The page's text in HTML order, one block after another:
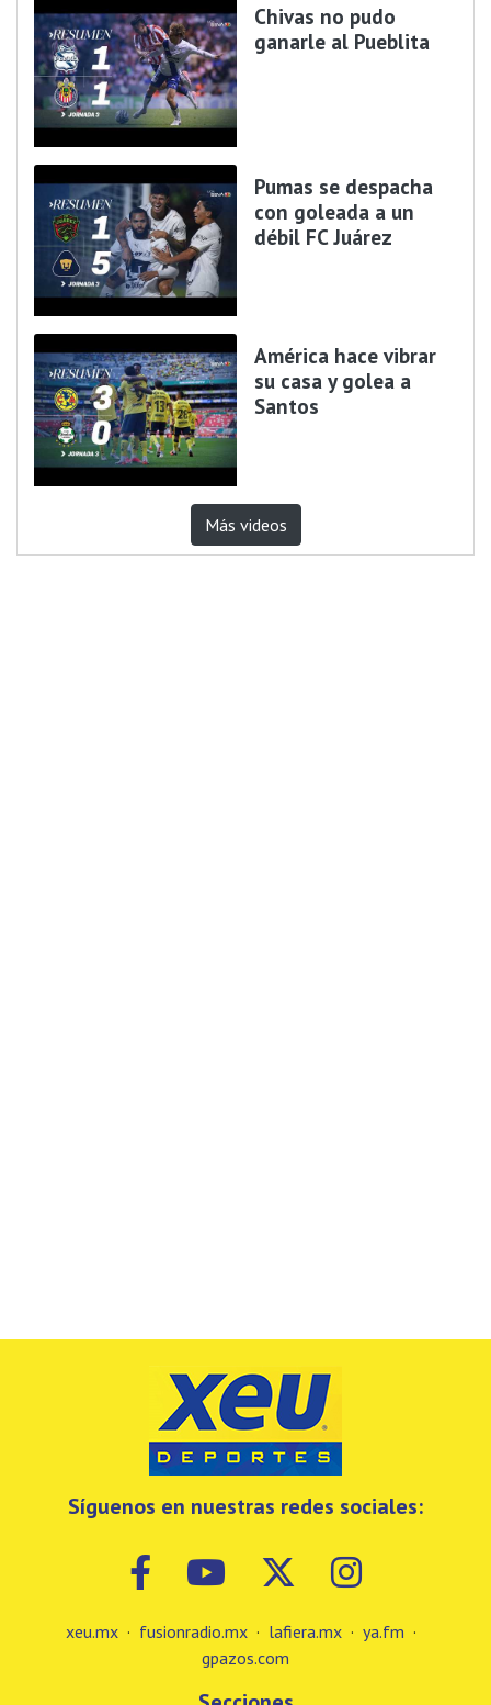
Chivas no pudo
ganarle al Pueblita
Pumas se despacha
con goleada a un
débil FC Juárez
América hace vibrar
su casa y golea a
Santos
Más videos
Síguenos en nuestras redes sociales:
xeu.mx · fusionradio.mx · lafiera.mx · ya.fm ·
gpazos.com